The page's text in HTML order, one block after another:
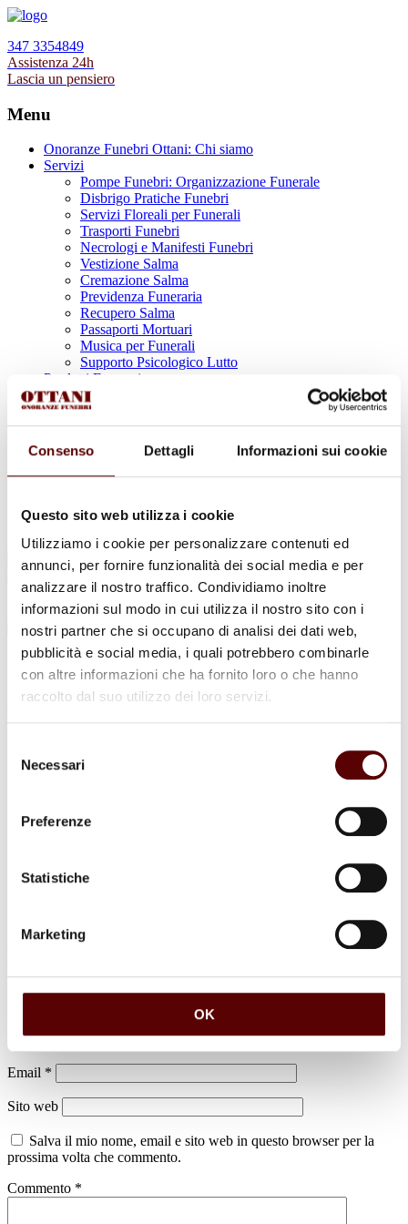
Consenso Dettagli Informazioni sui cookie
Questo sito web utilizza i cookie
Utilizziamo i cookie per personalizzare contenuti ed
annunci, per fornire funzionalità dei social media e per
analizzare il nostro traffico. Condividiamo inoltre
informazioni sul modo in cui utilizza il nostro sito con i
nostri partner che si occupano di analisi dei dati web,
pubblicità e social media, i quali potrebbero combinarle
con altre informazioni che ha fornito loro o che hanno
raccolto dal suo utilizzo dei loro servizi.
delNecessari
Preferenze
Statistiche
Marketing
OK
347 3354849
Assistenza 24h
Lascia un pensiero
Menu
Onoranze Funebri Ottani: Chi siamo
Servizi
Pompe Funebri: Organizzazione Funerale
Disbrigo Pratiche Funebri
Servizi Floreali per Funerali
Trasporti Funebri
Necrologi e Manifesti Funebri
Vestizione Salma
Cremazione Salma
Previdenza Funeraria
Recupero Salma
Passaporti Mortuari
Musica per Funerali
Supporto Psicologico Lutto
Prodotti Funerari
Lapidi, Lastre tombali e Monumenti Funerari
Urne Cinerarie
Allestimento Funebre
Cofani Funebri
In caso di decesso
Necrologi
Sedi Onoranze Funebri Ottani
per:
Marta Bortolazzi
Il tuo indirizzo email non sarà pubblicato. I campi obbligatori sono
Nome*
Email *
Sito web
Salva il mio nome, email e sito web in questo browser per la
prossima volta che commento.
Commento *